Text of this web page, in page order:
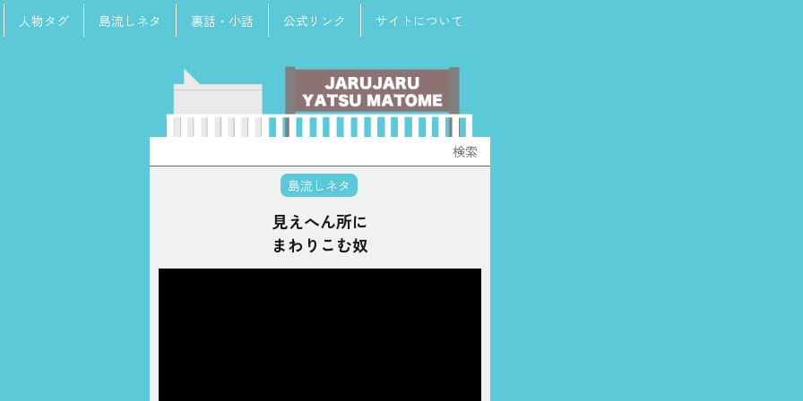
人物タグ 島流しネタ 裏話・小話 公式リンク サイトについて
索:
島流しネタ
見えへん所に
まわりこむ奴